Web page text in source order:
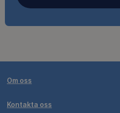
Om oss
Kontakta oss